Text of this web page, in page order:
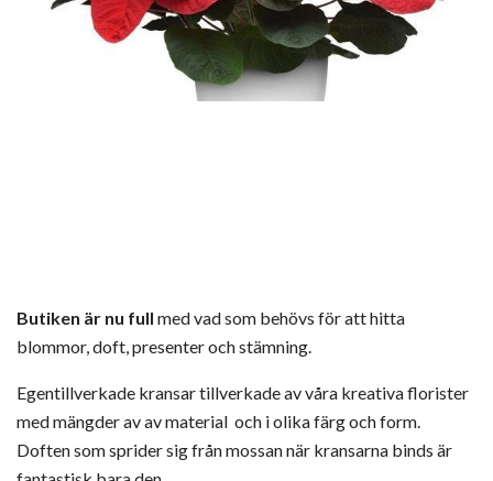
Butiken är nu full med vad som behövs för att hitta
blommor, doft, presenter och stämning.
Egentillverkade kransar tillverkade av våra kreativa florister
med mängder av av material och i olika färg och form.
Doften som sprider sig från mossan när kransarna binds är